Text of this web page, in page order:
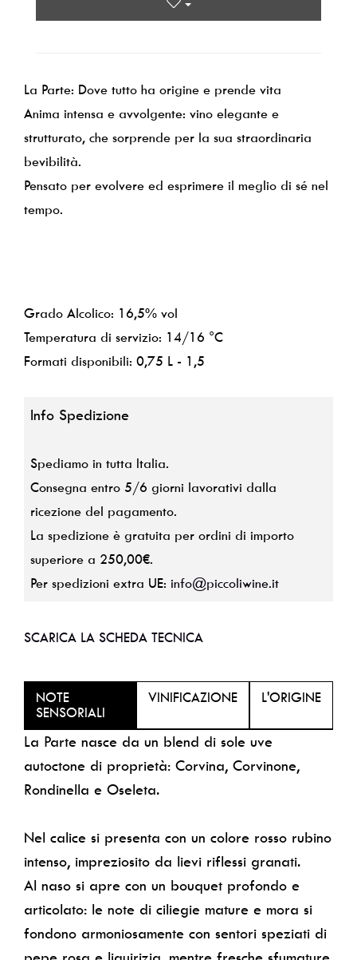
La Parte: Dove tutto ha origine e prende vita
Anima intensa e avvolgente: vino elegante e
strutturato, che sorprende per la sua straordinaria
bevibilità.
Pensato per evolvere ed esprimere il meglio di sé nel
tempo.
Grado Alcolico: 16,5% vol
Temperatura di servizio: 14/16 °C
Formati disponibili: 0,75 L - 1,5
Info Spedizione
Spediamo in tutta Italia.
Consegna entro 5/6 giorni lavorativi dalla
ricezione del pagamento.
La spedizione è gratuita per ordini di importo
superiore a 250,00€.
Per spedizioni extra UE: info@piccoliwine.it
SCARICA LA SCHEDA TECNICA
NOTE
SENSORIALI
VINIFICAZIONE L'ORIGINE
La Parte nasce da un blend di sole uve
autoctone di proprietà: Corvina, Corvinone,
Rondinella e Oseleta.
Nel calice si presenta con un colore rosso rubino
intenso, impreziosito da lievi riflessi granati.
Al naso si apre con un bouquet profondo e
articolato: le note di ciliegie mature e mora si
fondono armoniosamente con sentori speziati di